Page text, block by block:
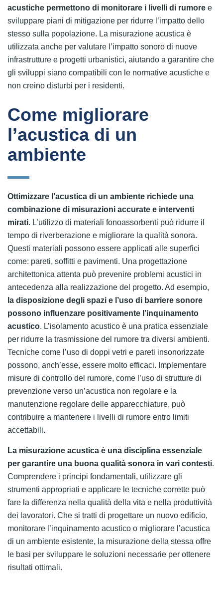
acustiche permettono di monitorare i livelli di rumore e
sviluppare piani di mitigazione per ridurre l’impatto dello
stesso sulla popolazione. La misurazione acustica è
utilizzata anche per valutare l’impatto sonoro di nuove
infrastrutture e progetti urbanistici, aiutando a garantire che
gli sviluppi siano compatibili con le normative acustiche e
non creino disturbi per i residenti.
Come migliorare
l’acustica di un
ambiente
Ottimizzare l’acustica di un ambiente richiede una
combinazione di misurazioni accurate e interventi
mirati. L’utilizzo di materiali fonoassorbenti può ridurre il
tempo di riverberazione e migliorare la qualità sonora.
Questi materiali possono essere applicati alle superfici
come: pareti, soffitti e pavimenti. Una progettazione
architettonica attenta può prevenire problemi acustici in
antecedenza alla realizzazione del progetto. Ad esempio,
la disposizione degli spazi e l’uso di barriere sonore
possono influenzare positivamente l’inquinamento
acustico. L’isolamento acustico è una pratica essenziale
per ridurre la trasmissione del rumore tra diversi ambienti.
Tecniche come l’uso di doppi vetri e pareti insonorizzate
possono, anch’esse, essere molto efficaci. Implementare
misure di controllo del rumore, come l’uso di strutture di
prevenzione verso un’acustica non regolare e la
manutenzione regolare delle apparecchiature, può
contribuire a mantenere i livelli di rumore entro limiti
accettabili.
La misurazione acustica è una disciplina essenziale
per garantire una buona qualità sonora in vari contesti.
Comprendere i principi fondamentali, utilizzare gli
strumenti appropriati e applicare le tecniche corrette può
fare la differenza nella qualità della vita e nella produttività
dei lavoratori. Che si tratti di progettare un nuovo edificio,
monitorare l’inquinamento acustico o migliorare l’acustica
di un ambiente esistente, la misurazione della stessa offre
le basi per sviluppare le soluzioni necessarie per ottenere
risultati ottimali.